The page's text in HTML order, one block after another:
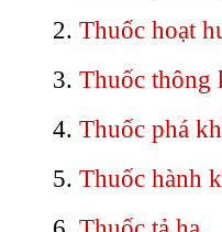
Thuốc hoạt
Thuốc thông
Thuốc phá
Thuốc hành